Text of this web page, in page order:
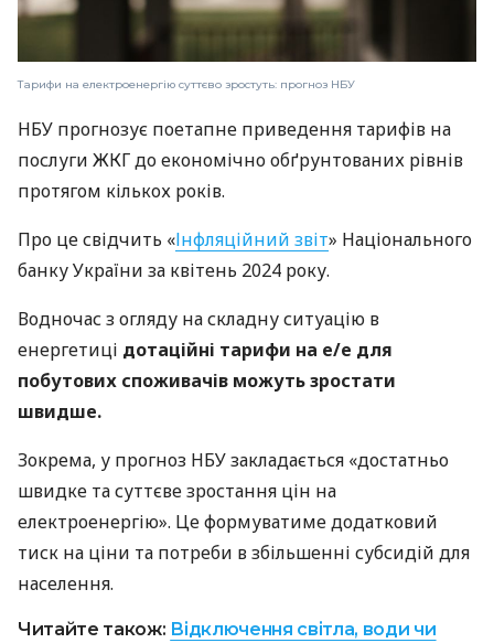
Тарифи на електроенергію суттєво зростуть: прогноз НБУ
НБУ прогнозує поетапне приведення тарифів на
послуги ЖКГ до економічно обґрунтованих рівнів
протягом кількох років.
Про це свідчить «Інфляційний звіт» Національного
банку України за квітень 2024 року.
Водночас з огляду на складну ситуацію в
енергетиці дотаційні тарифи на е/е для
побутових споживачів можуть зростати
швидше.
Зокрема, у прогноз НБУ закладається «достатньо
швидке та суттєве зростання цін на
електроенергію». Це формуватиме додатковий
тиск на ціни та потреби в збільшенні субсидій для
населення.
Читайте також: Відключення світла, води чи